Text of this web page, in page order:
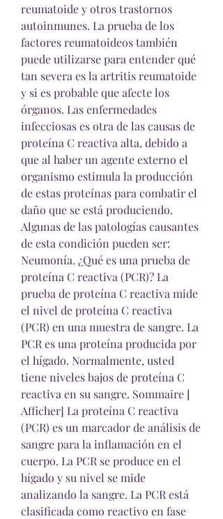
reumatoide y otros trastornos
autoinmunes. La prueba de los
factores reumatoideos también
puede utilizarse para entender qué
tan severa es la artritis reumatoide
y si es probable que afecte los
órganos. Las enfermedades
infecciosas es otra de las causas de
proteína C reactiva alta, debido a
que al haber un agente externo el
organismo estimula la producción
de estas proteínas para combatir el
daño que se está produciendo.
Algunas de las patologías causantes
de esta condición pueden ser:
Neumonía. ¿Qué es una prueba de
proteína C reactiva (PCR)? La
prueba de proteína C reactiva mide
el nivel de proteína C reactiva
(PCR) en una muestra de sangre. La
PCR es una proteína producida por
el hígado. Normalmente, usted
tiene niveles bajos de proteína C
reactiva en su sangre. Sommaire [
Afficher] La proteína C reactiva
(PCR) es un marcador de análisis de
sangre para la inflamación en el
cuerpo. La PCR se produce en el
hígado y su nivel se mide
analizando la sangre. La PCR está
clasificada como reactivo en fase